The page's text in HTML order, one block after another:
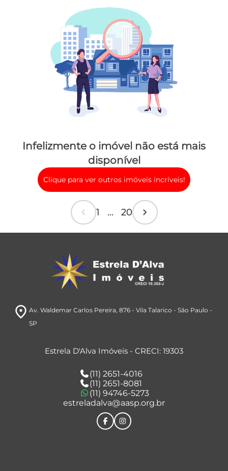
Infelizmente o imóvel não está mais
disponível
Clique para ver outros imóveis incríveis!
chevron_left 1 ... 20 chevron_right
room Av. Waldemar Carlos Pereira, 876- Vila Talarico - São Paulo -
SP
Estrela D'Alva Imóveis - CRECI: 19303
(11) 2651-4016
(11) 2651-8081
(11) 94746-5273
estreladalva@aasp.org.br